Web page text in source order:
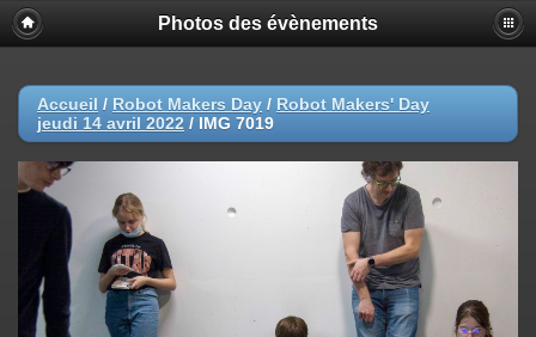
Photos des évènements
Accueil / Robot Makers Day / Robot Makers' Day
jeudi 14 avril 2022 / IMG 7019